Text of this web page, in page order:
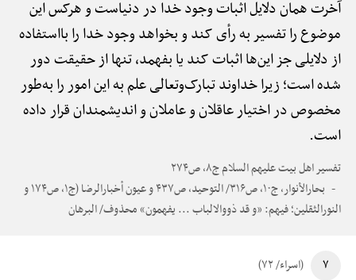
آخرت همان دلایل اثبات وجود خدا در دنیاست و هرکس این
موضوع را تفسیر به رأی کند و بخواهد وجود خدا را بااستفاده
از دلایلی جز این‌ها اثبات کند یا بفهمد، تنها از حقیقت دور
شده است؛ زیرا خداوند تبارک‌وتعالی علم به این امور را به‌طور
مخصوص در اختیار عاقلان و عاملان و اندیشمندان قرار داده
است.
تفسیر اهل بیت علیهم السلام ج۸، ص۲۷۴
بحارالأنوار، ج۱۰، ص۳۱۶/ التوحید، ص۴۳۷ و عیون أخبارالرضا (ج۱، ص۱۷۴ و
النورالثقلین؛ فیهم: «و قد ذووالالباب ... یفهمون» محذوف/ البرهان
۷ (اسراء/ ۷۲)